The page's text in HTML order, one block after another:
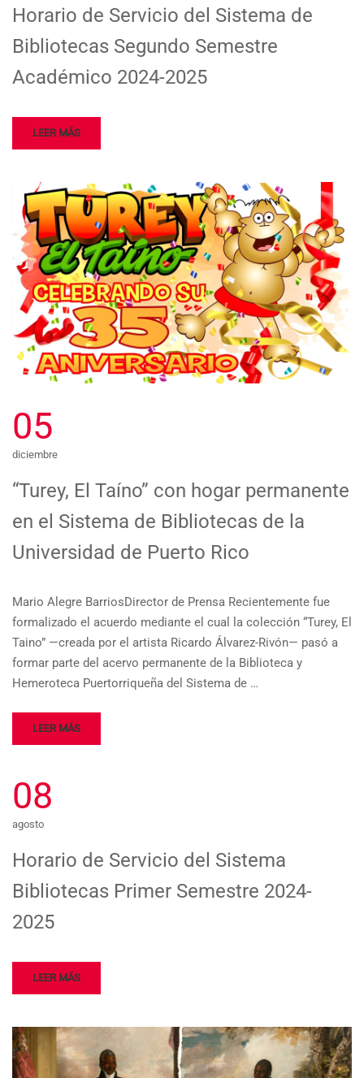
Horario de Servicio del Sistema de
Bibliotecas Segundo Semestre
Académico 2024-2025
LEER MÁS
05
diciembre
“Turey, El Taíno” con hogar permanente
en el Sistema de Bibliotecas de la
Universidad de Puerto Rico
Mario Alegre BarriosDirector de Prensa Recientemente fue
formalizado el acuerdo mediante el cual la colección “Turey, El
Taino” —creada por el artista Ricardo Álvarez-Rivón— pasó a
formar parte del acervo permanente de la Biblioteca y
Hemeroteca Puertorriqueña del Sistema de …
LEER MÁS
08
agosto
Horario de Servicio del Sistema
Bibliotecas Primer Semestre 2024-
2025
LEER MÁS